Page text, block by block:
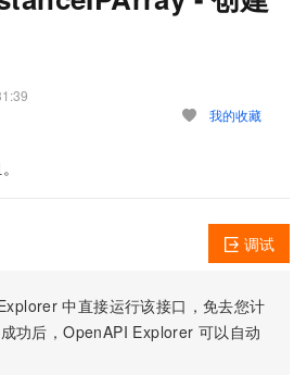
我的收藏
中直接运行该接口，免去您计
功后，OpenAPI Explorer 可以自动
调试